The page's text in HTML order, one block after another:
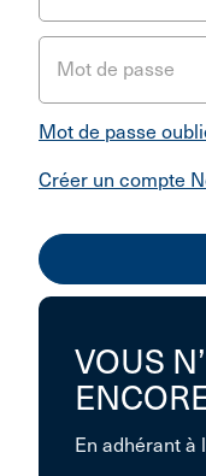
Mot de passe
Mot de passe
Créer un compte
VOUS
En adhérant à